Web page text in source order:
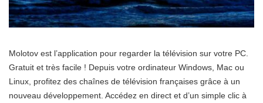
Molotov est l’application pour regarder la télévision sur votre PC.
Gratuit et très facile ! Depuis votre ordinateur Windows, Mac ou
Linux, profitez des chaînes de télévision françaises grâce à un
nouveau développement. Accédez en direct et d’un simple clic à